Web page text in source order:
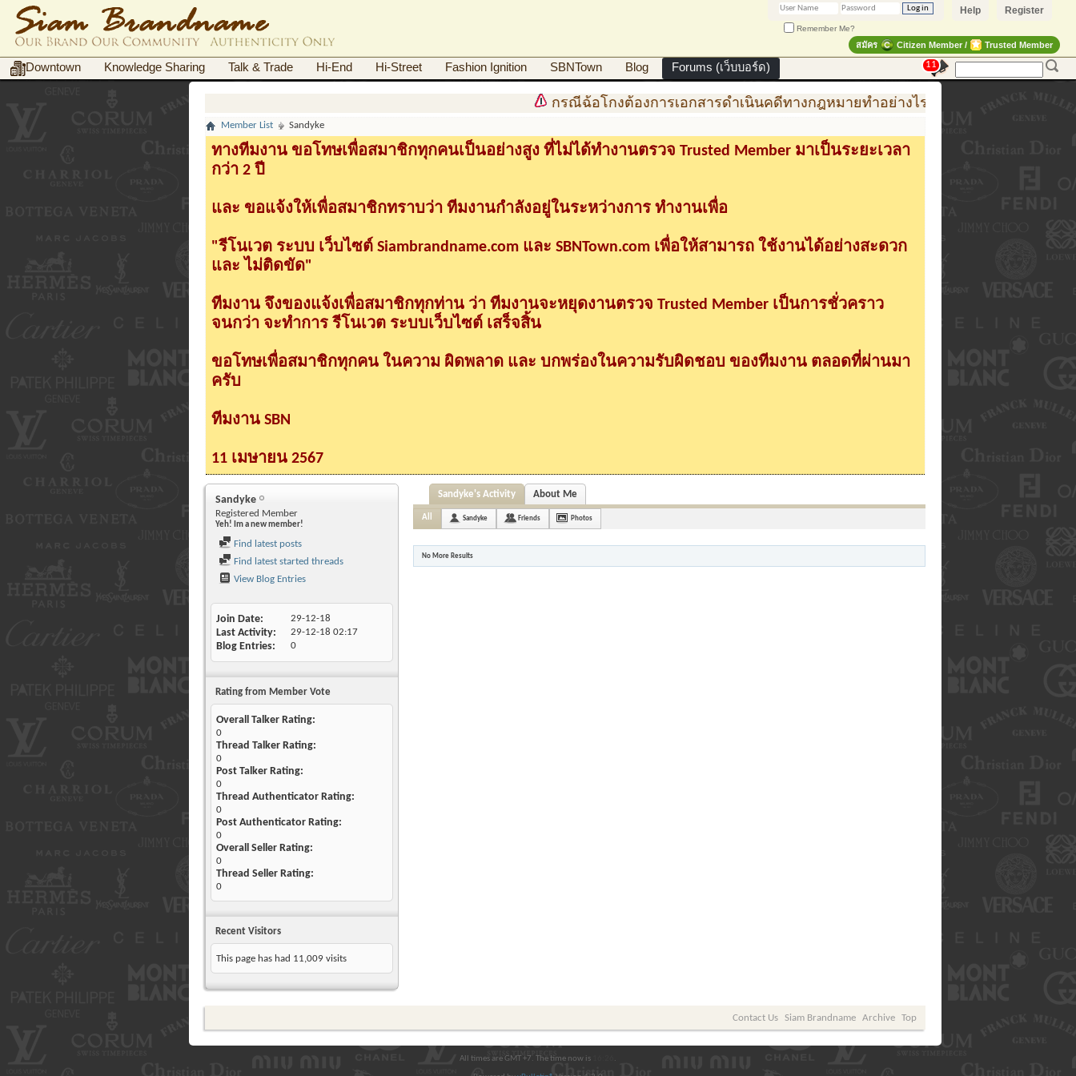
Register
Help
Remember Me?
สมัคร Citizen Member / Trusted Member
Downtown Knowledge Sharing Talk & Trade Hi-End Hi-Street Fashion Ignition SBNTown Blog Forums (เว็บบอร์ด) 11
กรณีฉ้อโกงต้องการเอกสารดำเนินคดีทางกฎหมายทำอย่างไร
Member List Sandyke
ทางทีมงาน ขอโทษเพื่อสมาชิกทุกคนเป็นอย่างสูง ที่ไม่ได้ทำงานตรวจ Trusted Member มาเป็นระยะเวลา
กว่า 2 ปี
และ ขอแจ้งให้เพื่อสมาชิกทราบว่า ทีมงานกำลังอยู่ในระหว่างการ ทำงานเพื่อ
"รีโนเวต ระบบ เว็บไซต์ Siambrandname.com และ SBNTown.com เพื่อให้สามารถ ใช้งานได้อย่างสะดวก
และ ไม่ติดขัด"
ทีมงาน จึงของแจ้งเพื่อสมาชิกทุกท่าน ว่า ทีมงานจะหยุดงานตรวจ Trusted Member เป็นการชั่วคราว
จนกว่า จะทำการ รีโนเวต ระบบเว็บไซต์ เสร็จสิ้น
ขอโทษเพื่อสมาชิกทุกคน ในความ ผิดพลาด และ บกพร่องในความรับผิดชอบ ของทีมงาน ตลอดที่ผ่านมา
ครับ
ทีมงาน SBN
11 เมษายน 2567
Sandyke
Registered Member
Yeh! Im a new member!
Find latest posts
Find latest started threads
View Blog Entries
Join Date 29-12-18
Last Activity 29-12-18 02:17
Blog Entries 0
Rating from Member Vote
Overall Talker Rating:
0
Thread Talker Rating:
0
Post Talker Rating:
0
Thread Authenticator Rating:
0
Post Authenticator Rating:
0
Overall Seller Rating:
0
Thread Seller Rating:
0
Recent Visitors
This page has had 11,009visits
Sandyke's Activity About Me
All Sandyke Friends Photos
No More Results
Contact Us Siam Brandname Archive Top
All times are GMT +7. The time now is .